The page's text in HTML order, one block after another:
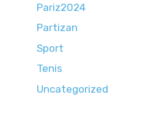
Pariz2024
Partizan
Sport
Tenis
Uncategorized